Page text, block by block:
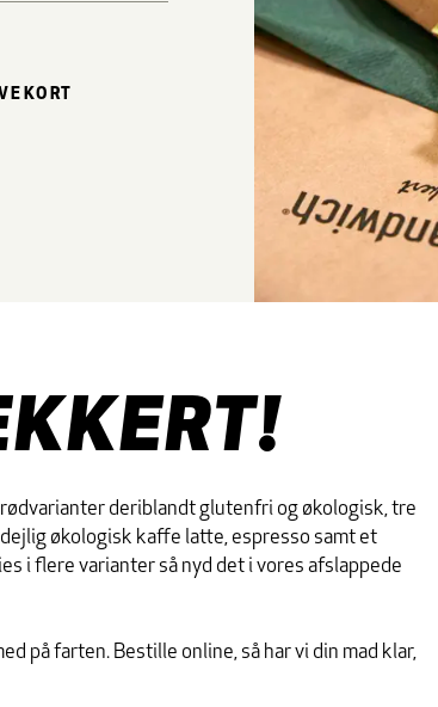
deriblandt glutenfri og økologisk, tre
økologisk kaffe latte, espresso samt et
i flere varianter så nyd det i vores afslappede
på farten. Bestille online, så har vi din mad klar,